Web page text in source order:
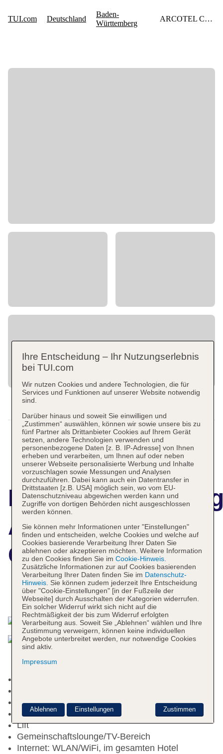
ARCOTEL
Camino
Das bietet Ihre Unterkunft
Check-out Zeit bis 12:00 Uhr
Rezeption: täglich 24 Stunden
Lift
Gemeinschaftslounge/TV-Bereich
Internet: WLAN/WiFi, im gesamten Hotel
Ihre Entscheidung – Ihr Nutzungserlebnis
bei TUI.com
Wir nutzen Cookies und andere Technologien, die für
Services und Funktionen auf unserer Website notwendig
sind.
Darüber hinaus und soweit Sie einwilligen und
„Zustimmen“ auswählen, können wir sowie unsere bis zu
fünf Partner als Drittanbieter Cookies auf Ihrem Gerät
setzen, andere Technologien verwenden und
personenbezogene Daten [z. B. IP-Adresse] von Ihnen
erheben und verarbeiten, um Ihnen auf oder neben
unserer Webseite personalisierte Werbung und Inhalte
vorzuschlagen sowie Messungen und Analysen
durchzuführen. Dabei kann auch ein Datentransfer in
Drittstaaten [z.B. USA] möglich sein, wo vom EU-
Datenschutzniveau abgewichen werden kann und
Zugriffe von dortigen Behörden nicht ausgeschlossen
werden können.
Sie können mehr Informationen unter "Einstellungen"
finden und entscheiden, welche Cookies und welche auf
Cookies basierende Verarbeitung Ihrer Daten Sie
ablehnen oder akzeptieren möchten. Weitere Information
zu den Cookies finden Sie im Cookie-Hinweis.
Zusätzliche Informationen zur auf Cookies basierenden
Verarbeitung Ihrer Daten finden Sie im Datenschutz-
Hinweis. Sie können zudem jederzeit Ihre Entscheidung
über "Cookie-Einstellungen" [in der Fußzeile der
Webseite] durch Ausschalten der Kategorien widerrufen.
Ein solcher Widerruf wirkt sich nicht auf die
Rechtmäßigkeit der bis zum Widerruf erfolgten
Verarbeitung aus. Soweit Sie „Ablehnen“ wählen und Ihre
Zustimmung verweigern, können keine individuellen
Angebote unterbreitet werden, nur notwendige Cookies
sind aktiv.
Impressum
Zustimmen
Ablehnen Einstellungen